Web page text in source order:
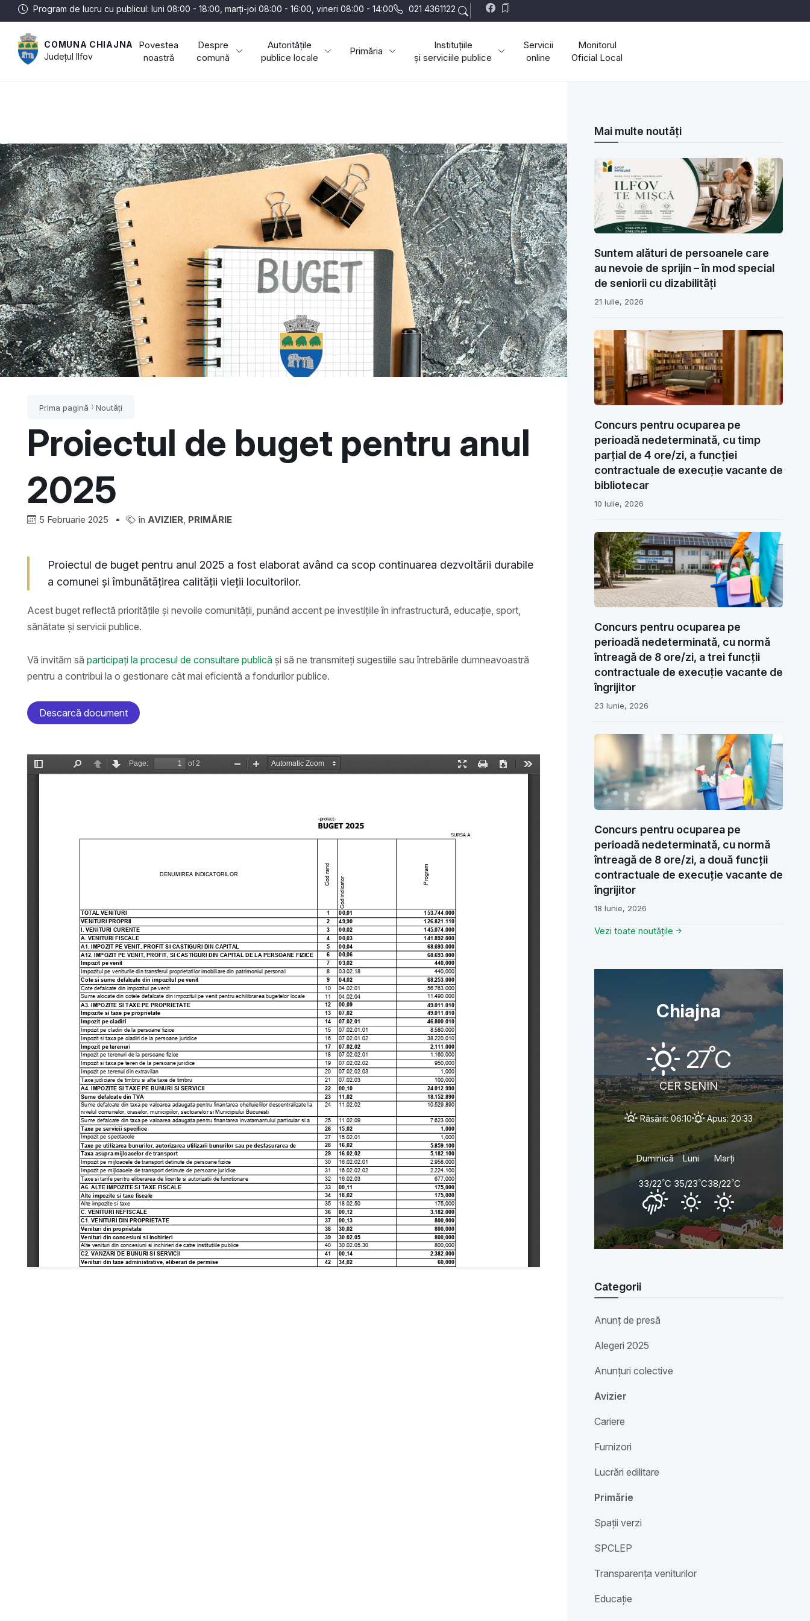
Program de lucru cu publicul: luni 08:00 - 18:00, marți-joi 08:00 - 16:00, vineri 08:00 - 14:00 021 4361122
COMUNA CHIAJNA
JudețulIlfov
Povestea
noastră
Despre
comună
Autoritățile
publice locale
Primăria
Instituțiile
și serviciile publice
Servicii
online
Monitorul
Oficial Local
Prima pagină Noutăți
Proiectul de buget pentru anul
2025
5 Februarie 2025 în AVIZIER PRIMĂRIE
Proiectul de buget pentru anul 2025 a fost elaborat având ca scop continuarea dezvoltării durabile
a comunei și îmbunătățirea calității vieții locuitorilor.
Acest buget reflectă prioritățile și nevoile comunității, punând accent pe investițiile în infrastructură, educație, sport,
sănătate și servicii publice.
Vă invităm să participați la procesul de consultare publică și să ne transmiteți sugestiile sau întrebările dumneavoastră
pentru a contribui la o gestionare cât mai eficientă a fondurilor publice.
Descarcă document
Mai multe noutăți
Suntem alături de persoanele care
au nevoie de sprijin – în mod special
de seniorii cu dizabilități
21 Iulie, 2026
Concurs pentru ocuparea pe
perioadă nedeterminată, cu timp
parțial de 4 ore/zi, a funcției
contractuale de execuție vacante de
bibliotecar
10 Iulie, 2026
Concurs pentru ocuparea pe
perioadă nedeterminată, cu normă
întreagă de 8 ore/zi, a trei funcții
contractuale de execuție vacante de
îngrijitor
23 Iunie, 2026
Concurs pentru ocuparea pe
perioadă nedeterminată, cu normă
întreagă de 8 ore/zi, a două funcții
contractuale de execuție vacante de
îngrijitor
18 Iunie, 2026
Vezi toate noutățile
Chiajna
27°C
CER SENIN
Răsărit: 06:10 Apus: 20:33
Duminică
33/22°C
Luni
35/23°C
Marți
38/22°C
Categorii
Anunț de presă
Alegeri 2025
Anunțuri colective
Avizier
Cariere
Furnizori
Lucrări edilitare
Primărie
Spații verzi
SPCLEP
Transparența veniturilor
Educație